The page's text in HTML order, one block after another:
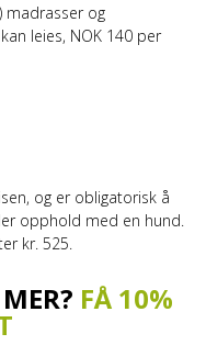
madrasser og
leies, NOK 140 per
og er obligatorisk å
opphold med en hund.
kr. 525.
FÅ 10%